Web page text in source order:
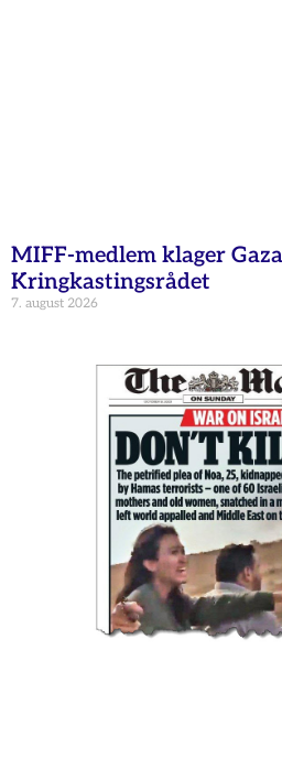
MIFF-medlem klager
Kringkastingsrådet
7. august 2026